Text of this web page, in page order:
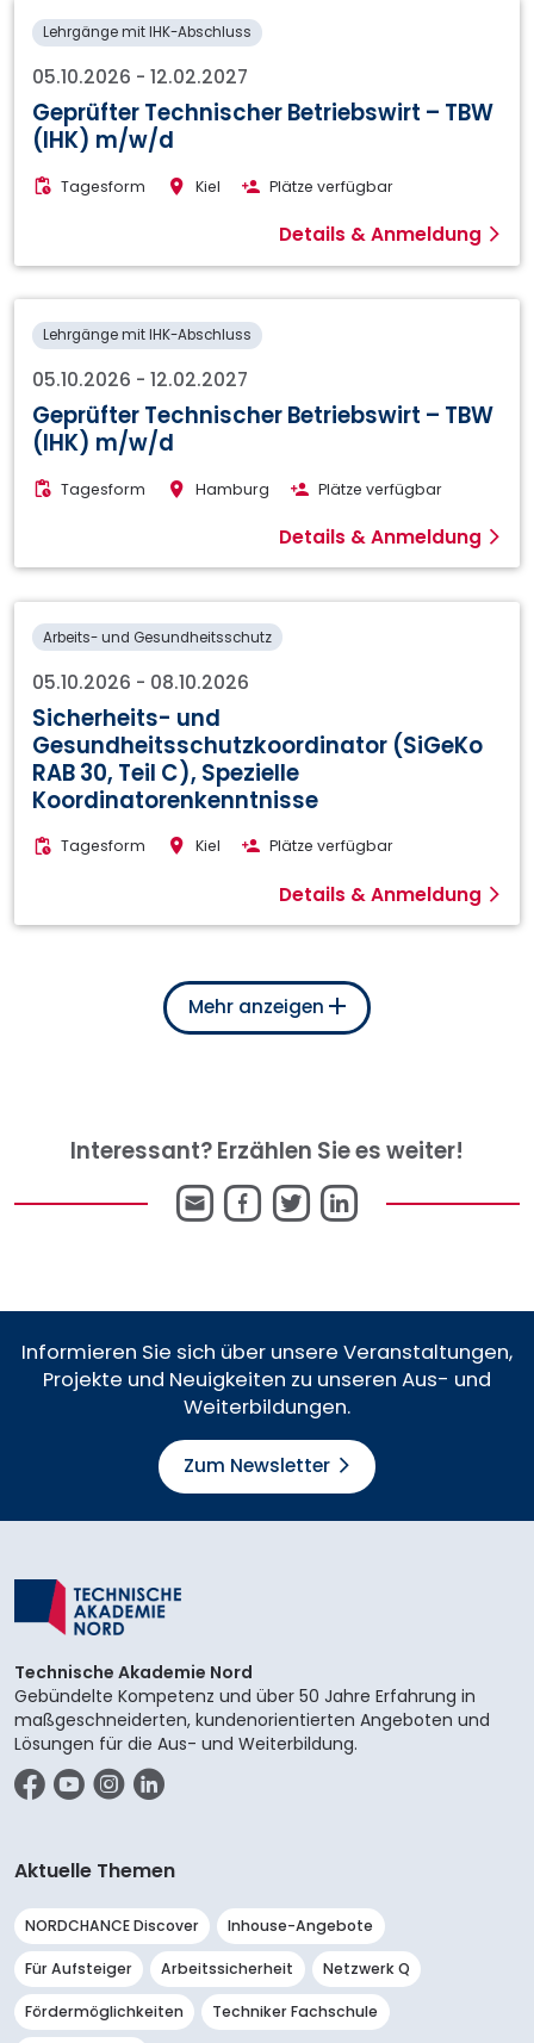
Lehrgänge mit IHK-Abschluss
05.10.2026 -12.02.2027
Geprüfter Technischer Betriebswirt – TBW
(IHK) m/w/d
Tagesform Kiel Plätze verfügbar
Details & Anmeldung
Lehrgänge mit IHK-Abschluss
05.10.2026 -12.02.2027
Geprüfter Technischer Betriebswirt – TBW
(IHK) m/w/d
Tagesform Hamburg Plätze verfügbar
Details & Anmeldung
Arbeits- und Gesundheitsschutz
05.10.2026 - 08.10.2026
Sicherheits- und
Gesundheitsschutzkoordinator (SiGeKo
RAB 30, Teil C), Spezielle
Koordinatorenkenntnisse
Tagesform Kiel Plätze verfügbar
Details & Anmeldung
Mehr anzeigen
Interessant? Erzählen Sie es weiter!
E-Facebook
Twitter
LinkedIn
Informieren Sie sich über unsere Veranstaltungen,
Projekte und Neuigkeiten zu unseren Aus- und
Weiterbildungen.
Zum Newsletter
Technische Akademie Nord
Gebündelte Kompetenz und über 50 Jahre Erfahrung in
maßgeschneiderten, kundenorientierten Angeboten und
Lösungen für die Aus- und Weiterbildung.
Aktuelle Themen
NORDCHANCE Discover Inhouse-Angebote
Für Aufsteiger Arbeitssicherheit Netzwerk Q
Fördermöglichkeiten Techniker Fachschule